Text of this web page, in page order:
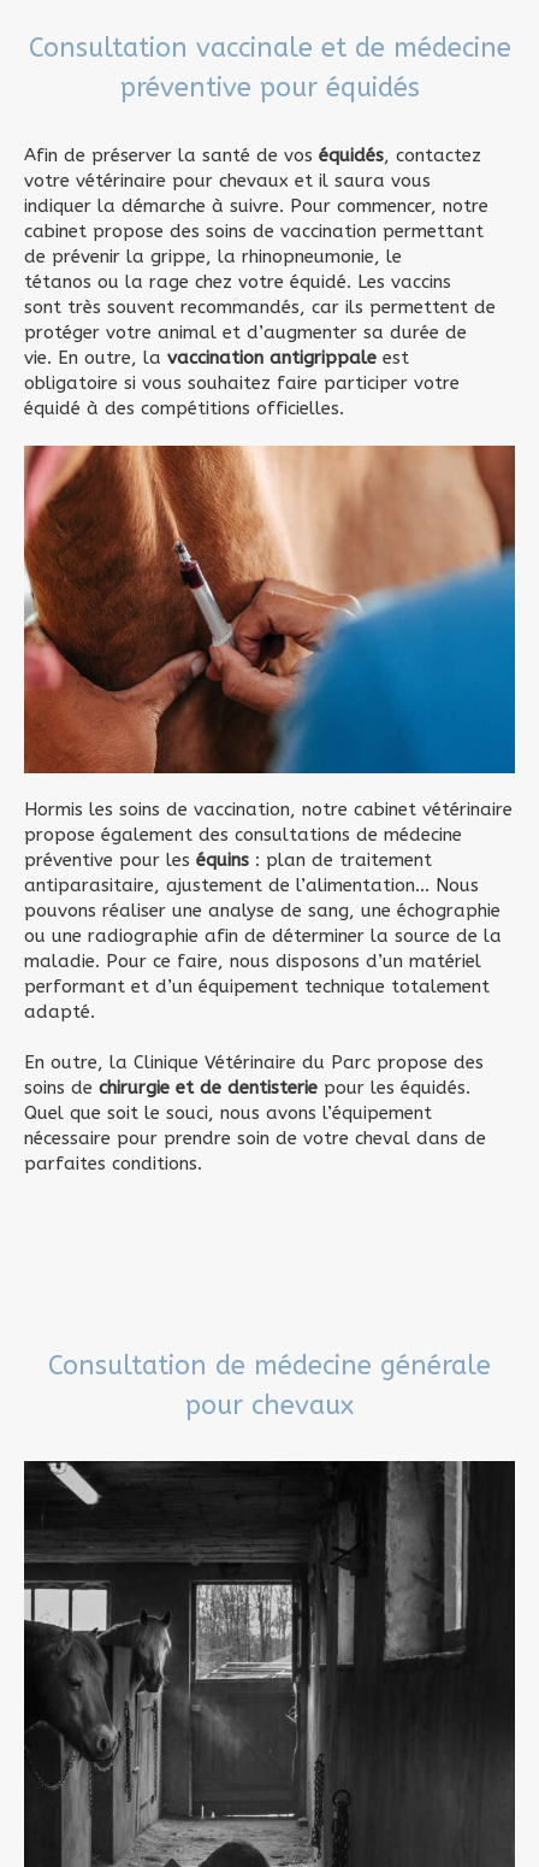
Consultation vaccinale et de médecine
préventive pour équidés
Afin de préserver la santé de vos équidés, contactez
votre vétérinaire pour chevaux et il saura vous
indiquer la démarche à suivre. Pour commencer, notre
cabinet propose des soins de vaccination permettant
de prévenir la grippe, la rhinopneumonie, le
tétanos ou la rage chez votre équidé. Les vaccins
sont très souvent recommandés, car ils permettent de
protéger votre animal et d’augmenter sa durée de
vie. En outre, la vaccination antigrippale est
obligatoire si vous souhaitez faire participer votre
équidé à des compétitions officielles.
Hormis les soins de vaccination, notre cabinet vétérinaire
propose également des consultations de médecine
préventive pour les équins : plan de traitement
antiparasitaire, ajustement de l’alimentation... Nous
pouvons réaliser une analyse de sang, une échographie
ou une radiographie afin de déterminer la source de la
maladie. Pour ce faire, nous disposons d’un matériel
performant et d’un équipement technique totalement
adapté.
En outre, la Clinique Vétérinaire du Parc propose des
soins de chirurgie et de dentisterie pour les équidés.
Quel que soit le souci, nous avons l’équipement
nécessaire pour prendre soin de votre cheval dans de
parfaites conditions.
Consultation de médecine générale
pour chevaux